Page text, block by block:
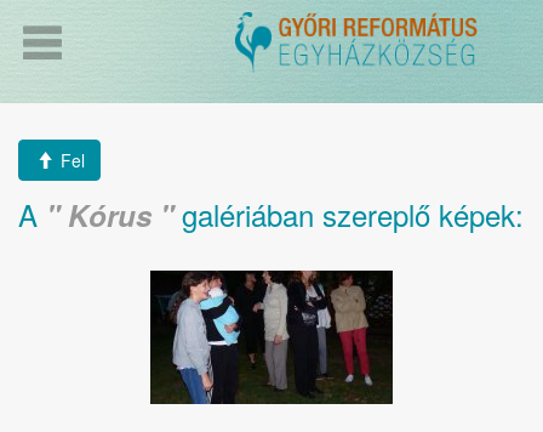
Fel
A Kórus galériában szereplő képek: